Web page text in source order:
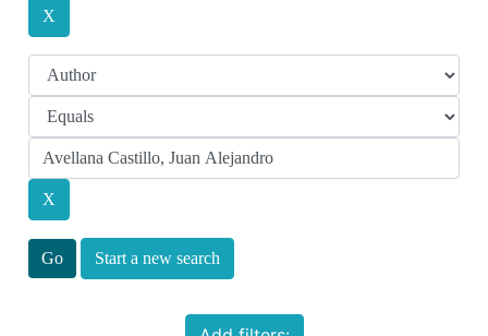
Start a new search